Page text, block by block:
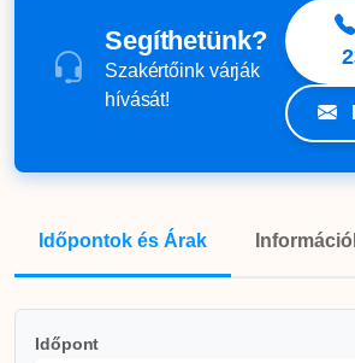
Segíthetünk?
Szakértőink várják
hívását!
Időpontok és Árak
Időpont